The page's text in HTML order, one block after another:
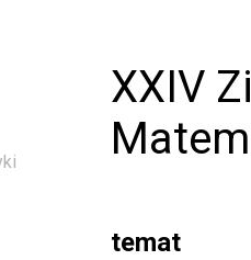
XXIV
temat